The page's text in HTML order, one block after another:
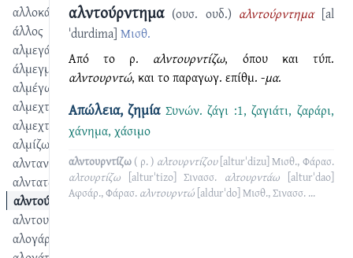
αλλοκάτω
άλλος
αλμεγάδι
άλμεγμα
αλμέγω
αλμεχτήρι
αλμεχτό
αλμίζω
αλνταντώ
αλντατώ
αλντούρντημα
αλντουρντίζω
αλογάρης
αλντούρντημα (ουσ. ουδ.) αλντούρντημα [al
ˈdurdima] Μισθ.
Από το ρ. αλντουρντίζω, όπου και τύπ.
αλντουρντώ, και το παραγωγ. επίθμ. -μα.
Απώλεια, ζημία Συνών.ζάγι :1,ζαγιάτι, ζαράρι,
χάνημα, χάσιμο
αλντουρντίζω ( ρ. ) αλτουρντίζου [alturˈdizu] Μισθ., Φάρασ.
αλτουρτίζω
[alturˈtizo] Σινασσ. αλτουρντάω [alturˈdao]
Αφσάρ., Φάρασ. αλντουρντώ [aldurˈdo] Μισθ., Σινασσ. ...